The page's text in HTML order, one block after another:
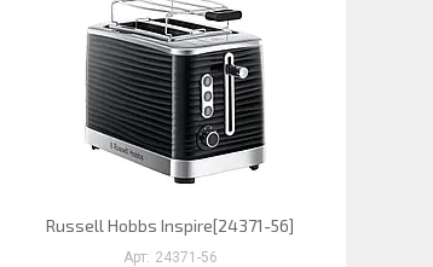
Russell Hobbs Inspire[24371-56]
24371-56